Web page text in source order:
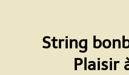
String
Plaisir